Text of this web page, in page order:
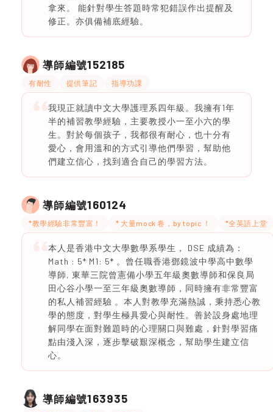
拿來。 能針對學生答題時常犯錯誤作出提醒及
修正。亦俱備補底經驗。
導師編號152185
有耐性 提供筆記 指導功課
我現正就讀中文大學護理系四年級。我擁有1年
半的補習教學經驗，主要教授小一至小六的學
生。對於每個孩子，我都很有耐心，也十分有
愛心，會用溫和的方式引導他們學習，幫助他
們建立信心，找到適合自己的學習方法。
導師編號160124
*教學經驗非常豐富！ * 大量mock 卷，by topic ！ *全英語上堂
本人是香港中文大學數學系學生， DSE 成績為：
Math : 5* M1: 5* 。曾任職香港鄧鏡波中學高中數學
導師, 東華三院曾憲備小學五年級奧數導師和保良局
田心谷小學一至三年級奧數導師，同時擁有非常豐富
的私人補習經驗 。本人對教學充滿熱誠，秉持悉心教
學的態度，對學生極具愛心與耐性。善於設身處地理
解同學在面對難題時的心理關口與難處，針對學習痛
點由淺入深，逐步擊破艱深概念，幫助學生建立信
心。
導師編號163935